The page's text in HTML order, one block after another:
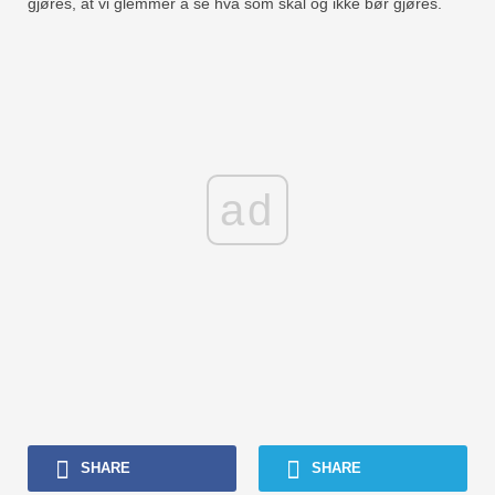
ad
SHARE SHARE